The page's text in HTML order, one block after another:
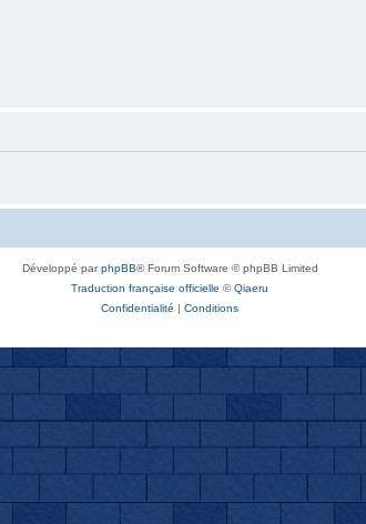
Développé parphpBB® Forum Software © phpBB Limited
Traduction française officielle ©Qiaeru
Confidentialité | Conditions